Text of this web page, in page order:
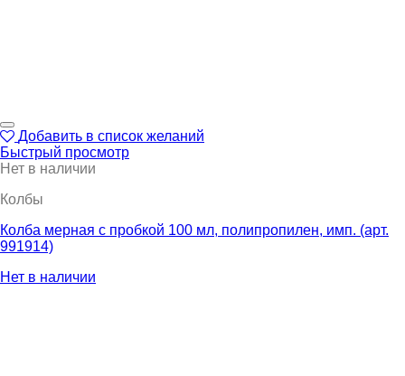
Добавить в список желаний
Быстрый просмотр
Нет в наличии
Колбы
Колба мерная с пробкой 100 мл, полипропилен, имп. (арт.
991914)
Нет в наличии